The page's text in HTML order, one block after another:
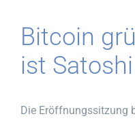
Bitcoin
ist
Die Eröffnungssitzung